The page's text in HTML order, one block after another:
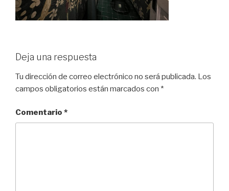
Deja una respuesta
Tu dirección de correo electrónico no será publicada. Los
campos obligatorios están marcados con *
Comentario *